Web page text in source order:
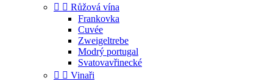
  Růžová vína
Frankovka
Cuvée
Zweigeltrebe
Modrý portugal
Svatovavřinecké
  Vinaři